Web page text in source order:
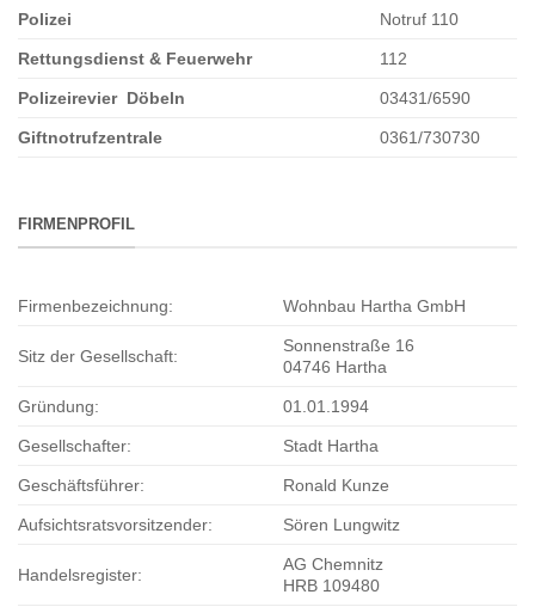
Polizei Notruf 110
Rettungsdienst & Feuerwehr 112
Polizeirevier Döbeln 03431/6590
Giftnotrufzentrale 0361/730730
FIRMENPROFIL
Firmenbezeichnung: Wohnbau Hartha GmbH
Sitz der Gesellschaft:
Sonnenstraße 16
04746 Hartha
Gründung: 01.01.1994
Gesellschafter: Stadt Hartha
Geschäftsführer: Ronald Kunze
Aufsichtsratsvorsitzender: Sören Lungwitz
Handelsregister:
AG Chemnitz
HRB 109480